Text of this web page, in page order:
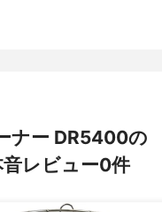
ナー DR5400の
レビュー0件